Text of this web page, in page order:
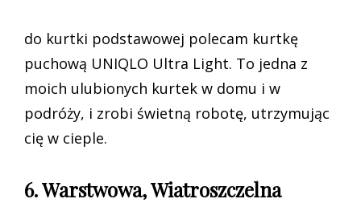
do kurtki podstawowej polecam kurtkę
puchową UNIQLO Ultra Light. To jedna z
moich ulubionych kurtek w domu i w
podróży, i zrobi świetną robotę, utrzymując
cię w cieple.
6. Warstwowa, Wiatroszczelna